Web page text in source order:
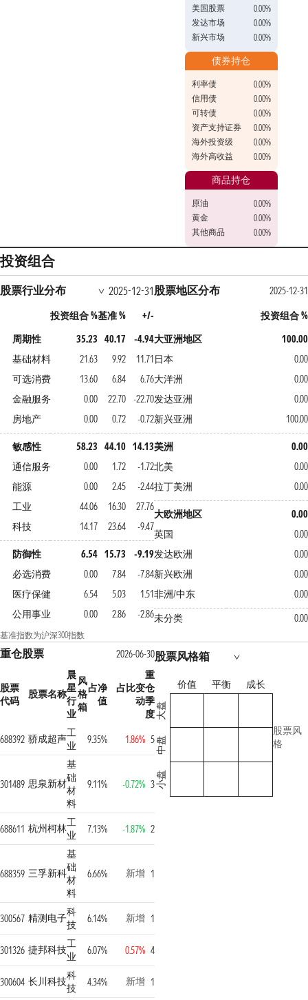
美国股票
0.00%
发达市场
0.00%
新兴市场
0.00%
债券持仓
利率债
0.00%
信用债
0.00%
可转债
0.00%
资产支持证券
0.00%
海外投资级
0.00%
海外高收益
0.00%
商品持仓
原油
0.00%
黄金
0.00%
其他商品
0.00%
投资组合
股票行业分布 2025-12-31
投资组合 %基准 %
+/-
周期性
35.23 40.17
-4.94
基础材料
21.63 9.92
11.71
可选消费
13.60 6.84
6.76
金融服务
0.00 22.70
-22.70
房地产
0.00 0.72 -0.72
敏感性 58.23 44.10 14.13
通信服务
0.00 1.72
-1.72
能源
0.00 2.45
-2.44
工业
44.06 16.30
27.76
科技
14.17 23.64 -9.47
防御性 6.54 15.73
-9.19
必选消费
0.00 7.84
-7.84
医疗保健
6.54 5.03
1.51
公用事业
0.00 2.86 -2.86
基准指数为沪深300指数
股票地区分布
2025-12-31
投资组合 %
大亚洲地区
100.00
日本
0.00
大洋洲
0.00
发达亚洲
0.00
新兴亚洲
100.00
美洲
0.00
北美
0.00
拉丁美洲
0.00
大欧洲地区
0.00
英国
0.00
发达欧洲
0.00
新兴欧洲
0.00
非洲/中东
0.00
未分类
0.00
重仓股票 2026-06-30
股票
代码
股票名称
晨
星
行
业
风
格
箱
占净
值
占比变
动
重
仓
季
度
688392 骄成超声工
业
9.35% 1.86% 5
301489 思泉新材
基
础
材
料
9.11% -0.72% 3
688611 杭州柯林工
业
7.13% -1.87% 2
688359 三孚新科
基
础
材
料
6.66% 新增 1
300567 精测电子科
技
6.14% 新增 1
301326 捷邦科技工
业
6.07% 0.57% 4
300604 长川科技科
技
4.34% 新增 1
股票风格箱
价值 平衡 成长
大盘
中盘
小盘
股票风
格